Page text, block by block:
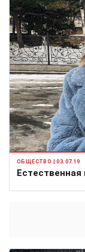
ОБЩЕСТВО | 03.07.19
Естественная